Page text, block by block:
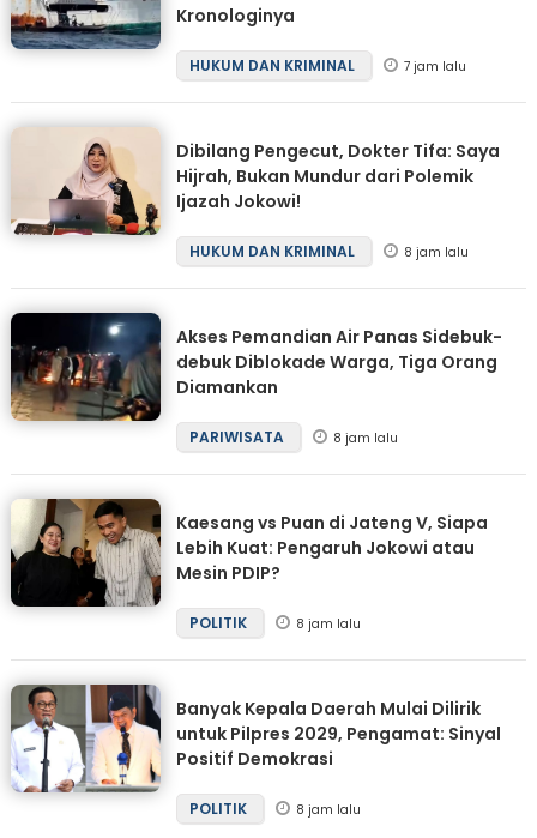
Kronologinya
HUKUM DAN KRIMINAL 7 jam lalu
Dibilang Pengecut, Dokter Tifa: Saya
Hijrah, Bukan Mundur dari Polemik
Ijazah Jokowi!
HUKUM DAN KRIMINAL 8 jam lalu
Akses Pemandian Air Panas Sidebuk-
debuk Diblokade Warga, Tiga Orang
Diamankan
PARIWISATA 8 jam lalu
Kaesang vs Puan di Jateng V, Siapa
Lebih Kuat: Pengaruh Jokowi atau
Mesin PDIP?
POLITIK 8 jam lalu
Banyak Kepala Daerah Mulai Dilirik
untuk Pilpres 2029, Pengamat: Sinyal
Positif Demokrasi
POLITIK 8 jam lalu